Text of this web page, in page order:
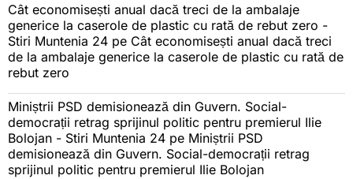
Cât economisești anual dacă treci de la ambalaje
generice la caserole de plastic cu rată de rebut zero -
Stiri Muntenia 24 pe Cât economisești anual dacă treci
de la ambalaje generice la caserole de plastic cu rată de
rebut zero
Miniștrii PSD demisionează din Guvern. Social-
democrații retrag sprijinul politic pentru premierul Ilie
Bolojan - Stiri Muntenia 24 pe Miniștrii PSD
demisionează din Guvern. Social-democrații retrag
sprijinul politic pentru premierul Ilie Bolojan